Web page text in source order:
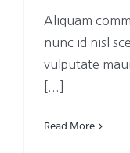
Aliquam
nunc id nisl
vulputate
Read More